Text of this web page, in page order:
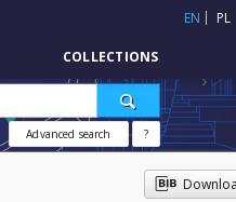
EN PL
COLLECTIONS
Advanced search ?